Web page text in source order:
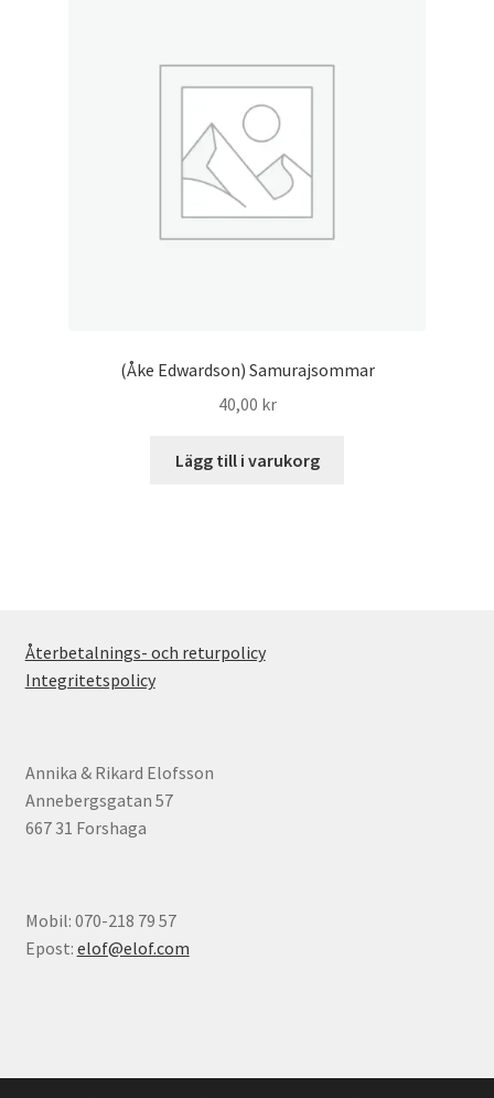
(Åke Edwardson) Samurajsommar
40,00 kr
Lägg till i varukorg
Återbetalnings- och returpolicy
Integritetspolicy
Annika & Rikard Elofsson
Annebergsgatan 57
667 31 Forshaga
Mobil: 070-218 79 57
Epost: elof@elof.com